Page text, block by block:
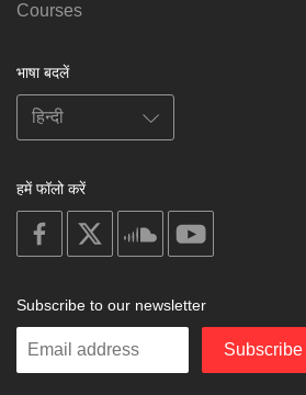
Courses
भाषा बदलें
हमें फॉलो करें
on
facebook
soundcloud
Subscribe to our newsletter
Enter
Subscribe